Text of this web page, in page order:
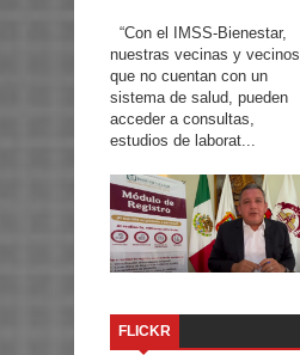
“Con el IMSS-Bienestar,
nuestras vecinas y vecinos
que no cuentan con un
sistema de salud, pueden
acceder a consultas,
estudios de laborat...
FLICKR